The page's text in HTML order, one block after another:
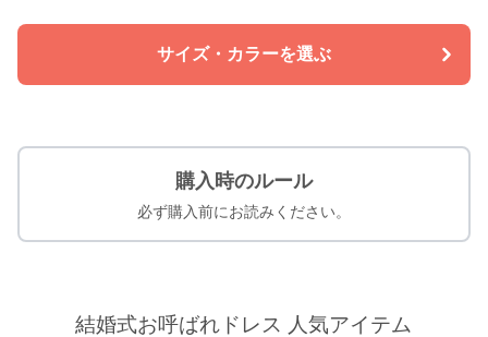
サイズ・カラーを選ぶ
購入時のルール
必ず購入前にお読みください。
結婚式お呼ばれドレス 人気アイテム